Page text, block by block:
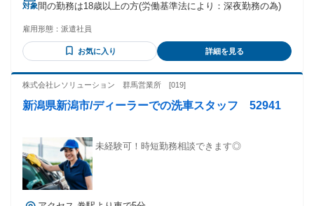
対象間の勤務は18歳以上の方(労働基準法により：深夜勤務の為)
雇用形態： 派遣社員
お気に入り 詳細を見る
株式会社レソリューション 群馬営業所 [019]
新潟県新潟市/ディーラーでの洗車スタッフ 52941
未経験可！時短勤務相談できます◎